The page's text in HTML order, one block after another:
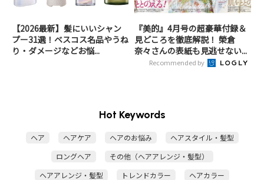
【2026最新】髪にいいシャン
プー31選！ベスコス名品やうね
り・ダメージなどお悩...
『美的』4月号の超豪華付録＆
見どころを徹底解説！ 榮倉
奈々さんの表紙も見逃せない...
Recommended by
Hot Keywords
ヘア ヘアケア ヘアのお悩み
ヘアスタイル・髪型
ロングヘア
その他（ヘアアレンジ・髪型）
ヘアアレンジ・髪型
トレンドカラー
ヘアカラー